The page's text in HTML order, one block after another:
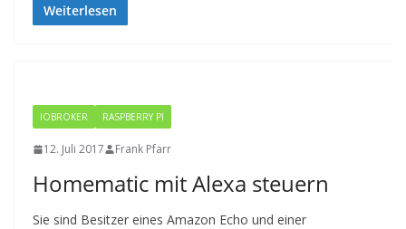
Weiterlesen
IOBROKER RASPBERRY PI
12. Juli 2017 Frank Pfarr
Homematic mit Alexa steuern
Sie sind Besitzer eines Amazon Echo und einer